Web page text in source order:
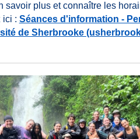
savoir plus et connaître les
ici : Séances d'information -
de Sherbrooke